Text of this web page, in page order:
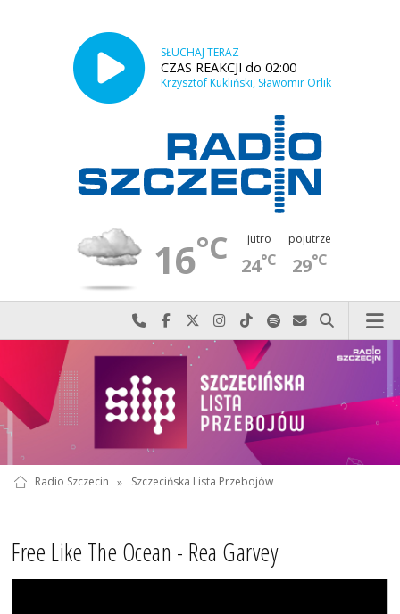
SŁUCHAJ TERAZ
CZAS REAKCJI do 02:00
Krzysztof Kukliński, Sławomir Orlik
16°C jutro
24°C
pojutrze
29°C
Najlepiej po prostu do nas zadzwoń
Odwiedź nas na Facebook-u
Odwiedź nas na X
Odwiedź nas na Instagram-ie
Odwiedź nas na TikTok-u
Szukaj nas na Spotify
Wyślij do nas
Szukaj
Radio Szczecin » Szczecińska Lista Przebojów
Free Like The Ocean - Rea Garvey